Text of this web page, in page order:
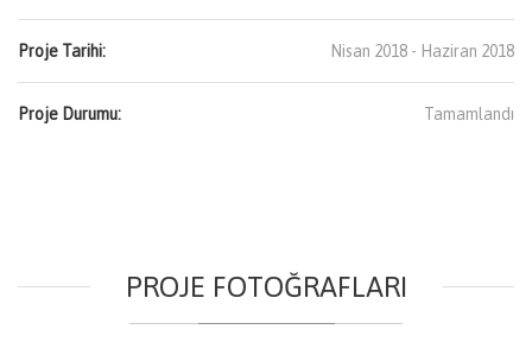
Proje Tarihi: Nisan 2018 - Haziran 2018
Proje Durumu: Tamamlandı
PROJE FOTOĞRAFLARI